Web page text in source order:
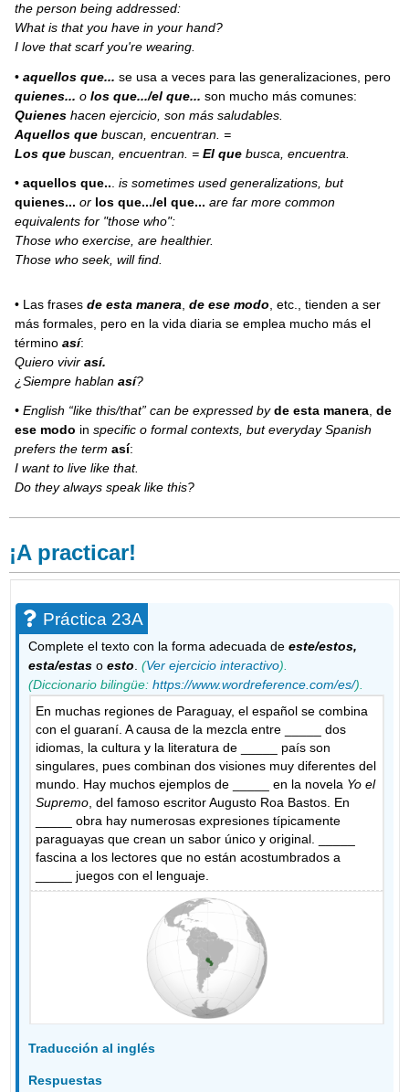
the person being addressed:
What is that you have in your hand?
I love that scarf you're wearing.
•aquellos que... se usa a veces para las generalizaciones, pero
quienes... olos que.../el que... son mucho más comunes:
Quienes hacen ejercicio, son más saludables.
Aquellos que buscan, encuentran. =
Los que buscan, encuentran. =El que busca, encuentra.
•aquellos que...is sometimes used generalizations, but
quienes... or los que.../el que...are far more common
equivalents for "those who":
Those who exercise, are healthier.
Those who seek, will find.
• Las frasesde esta manera ,de ese modo , etc., tienden a ser
más formales, pero en la vida diaria se emplea mucho más el
términoasí:
Quiero vivirasí.
¿Siempre hablanasí?
• English “like this/that” can be expressed by de esta manera,de
ese modo inspecific o formal contexts, but everyday Spanish
prefers the term así:
I want to live like that.
Do they always speak like this?
¡A practicar!
Práctica 23A
Complete el texto con la forma adecuada deeste/estos,
esta/estaso esto.(Ver ejercicio interactivo).
(Diccionario bilingüe: https://www.wordreference.com/es/).
En muchas regiones de Paraguay, el español se combina
con el guaraní. A causa de la mezcla entre _____ dos
idiomas, la cultura y la literatura de _____ país son
singulares, pues combinan dos visiones muy diferentes del
mundo. Hay muchos ejemplos de _____ en la novela Yo el
Supremo , del famoso escritor Augusto Roa Bastos. En
_____ obra hay numerosas expresiones típicamente
paraguayas que crean un sabor único y original. _____
fascina a los lectores que no están acostumbrados a
_____ juegos con el lenguaje.
Traducción al inglés
Respuestas